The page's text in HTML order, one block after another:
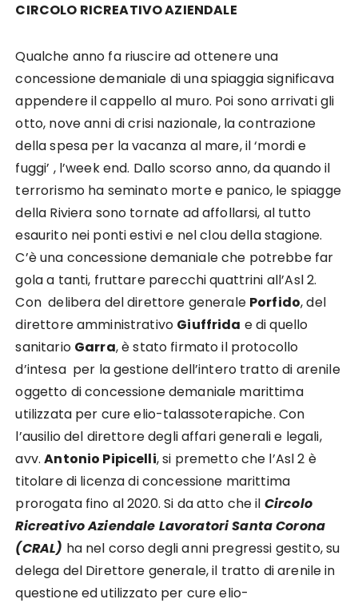
CIRCOLO RICREATIVO AZIENDALE
Qualche anno fa riuscire ad ottenere una
concessione demaniale di una spiaggia significava
appendere il cappello al muro. Poi sono arrivati gli
otto, nove anni di crisi nazionale, la contrazione
della spesa per la vacanza al mare, il ‘mordi e
fuggi’ , l’week end. Dallo scorso anno, da quando il
terrorismo ha seminato morte e panico, le spiagge
della Riviera sono tornate ad affollarsi, al tutto
esaurito nei ponti estivi e nel clou della stagione.
C’è una concessione demaniale che potrebbe far
gola a tanti, fruttare parecchi quattrini all’Asl 2.
Con delibera del direttore generale Porfido, del
direttore amministrativo Giuffrida e di quello
sanitario Garra, è stato firmato il protocollo
d’intesa per la gestione dell’intero tratto di arenile
oggetto di concessione demaniale marittima
utilizzata per cure elio-talassoterapiche. Con
l’ausilio del direttore degli affari generali e legali,
avv.Antonio Pipicelli, si premetto che l’Asl 2 è
titolare di licenza di concessione marittima
prorogata fino al 2020. Si da atto che il Circolo
Ricreativo Aziendale Lavoratori Santa Corona
(CRAL) ha nel corso degli anni pregressi gestito, su
delega del Direttore generale, il tratto di arenile in
questione ed utilizzato per cure elio-